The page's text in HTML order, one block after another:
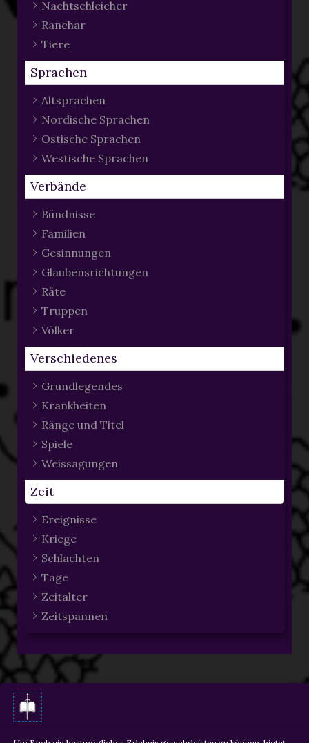
Nachtschleicher
Ranchar
Tiere
Sprachen
Altsprachen
Nordische Sprachen
Ostische Sprachen
Westische Sprachen
Verbände
Bündnisse
Familien
Gesinnungen
Glaubensrichtungen
Räte
Truppen
Völker
Verschiedenes
Grundlegendes
Krankheiten
Ränge und Titel
Spiele
Weissagungen
Zeit
Ereignisse
Kriege
Schlachten
Tage
Zeitalter
Zeitspannen
ZURÜCK